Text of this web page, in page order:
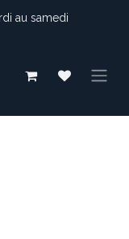
au samedi